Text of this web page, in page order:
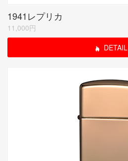
1941レプリカ
11,000円
DETAIL